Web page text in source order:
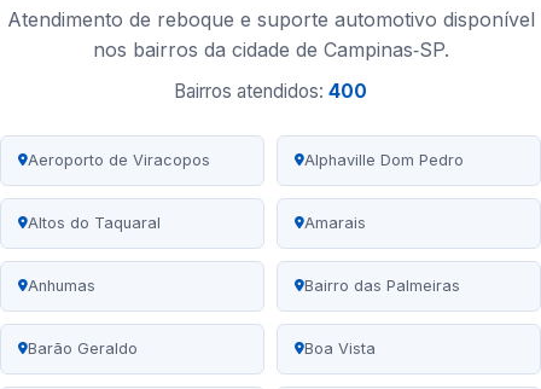
Atendimento de reboque e suporte automotivo disponível
nos bairros da cidade de Campinas‑SP.
Bairros atendidos: 400
Aeroporto de Viracopos Alphaville Dom Pedro
Altos do Taquaral Amarais
Anhumas Bairro das Palmeiras
Barão Geraldo Boa Vista